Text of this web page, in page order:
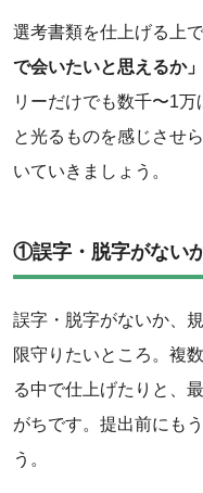
選考書類を仕上げる上
で会いたいと思えるか」
リーだけでも数千〜1
と光るものを感じさせ
いていきましょう。
①誤字・脱字がない
誤字・脱字がないか、
限守りたいところ。複
る中で仕上げたりと、
がちです。提出前にも
う。